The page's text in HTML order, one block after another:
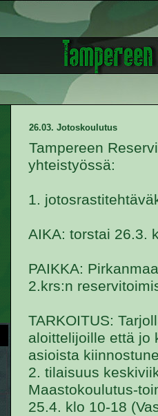
26.03. Jotoskoulutus
Tampereen
yhteistyössä:
1.
AIKA: torstai 26.3.
PAIKKA:
2.krs:n
TARKOITUS:
aloittelijoille että jo
asioista
2. tilaisuus
Maastokoulutus-
25.4. klo 10-18